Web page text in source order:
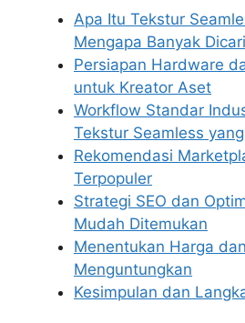
Apa Itu Tekstur
Mengapa Banyak
Persiapan Hardware
untuk Kreator Aset
Workflow Standar
Tekstur Seamless
Rekomendasi
Terpopuler
Strategi SEO dan
Mudah Ditemukan
Menentukan Harga
Menguntungkan
Kesimpulan dan